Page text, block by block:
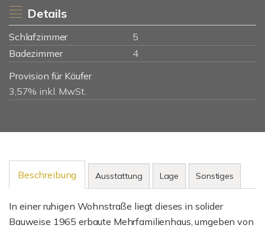
Details
Schlafzimmer
5
Badezimmer
4
Provision für Käufer
3,57% inkl. MwSt.
Beschreibung Ausstattung Lage Sonstiges
In einer ruhigen Wohnstraße liegt dieses in solider
Bauweise 1965 erbaute Mehrfamilienhaus, umgeben von